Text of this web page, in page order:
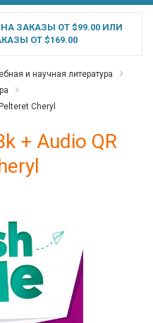
ЗАКАЗЫ ОТ $99.00 ИЛИ
ОТ $169.00
и научная литература
Cheryl
+ Audio QR